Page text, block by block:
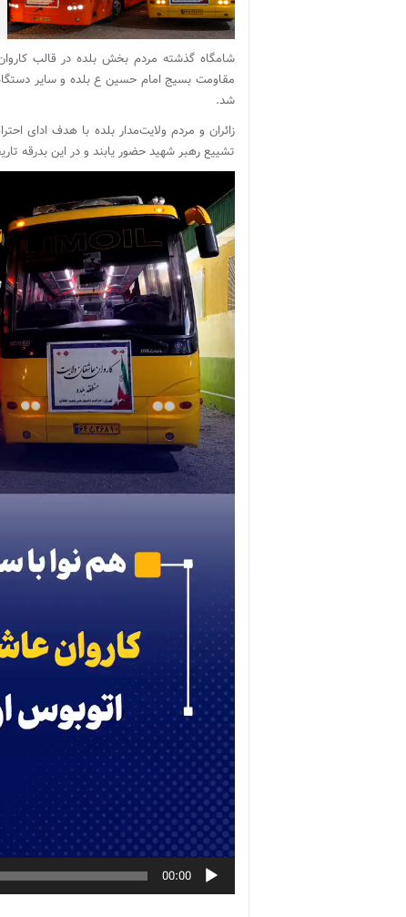
مقاومت بسیج امام حسین ع بلده و سایر
شد.
زائران و مردم ولایت‌مدار بلده با هدف ادای
تشییع رهبر شهید حضور یابند و در این بدرقه
ویدیو
00:00